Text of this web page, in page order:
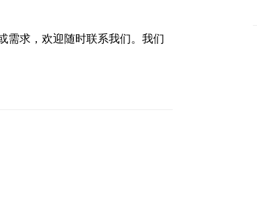
需求，欢迎随时联系我们。我们